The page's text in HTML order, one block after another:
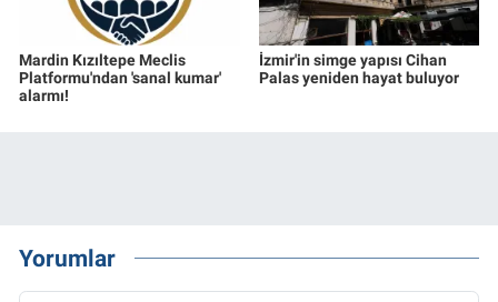
Mardin Kızıltepe Meclis
Platformu'ndan 'sanal kumar'
alarmı!
İzmir'in simge yapısı Cihan
Palas yeniden hayat buluyor
Yorumlar